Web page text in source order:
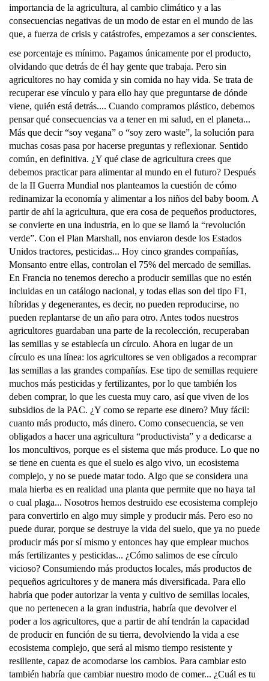
importancia de la agricultura, al cambio climático y a las
consecuencias negativas de un modo de estar en el mundo de las
que, a fuerza de crisis y catástrofes, empezamos a ser conscientes.
ese porcentaje es mínimo. Pagamos únicamente por el producto,
olvidando que detrás de él hay gente que trabaja. Pero sin
agricultores no hay comida y sin comida no hay vida. Se trata de
recuperar ese vínculo y para ello hay que preguntarse de dónde
viene, quién está detrás.... Cuando compramos plástico, debemos
pensar qué consecuencias va a tener en mi salud, en el planeta...
Más que decir “soy vegana” o “soy zero waste”, la solución para
muchas cosas pasa por hacerse preguntas y reflexionar. Sentido
común, en definitiva. ¿Y qué clase de agricultura crees que
debemos practicar para alimentar al mundo en el futuro? Después
de la II Guerra Mundial nos planteamos la cuestión de cómo
redinamizar la economía y alimentar a los niños del baby boom. A
partir de ahí la agricultura, que era cosa de pequeños productores,
se convierte en una industria, en lo que se llamó la “revolución
verde”. Con el Plan Marshall, nos enviaron desde los Estados
Unidos tractores, pesticidas... Hoy cinco grandes compañías,
Monsanto entre ellas, controlan el 75% del mercado de semillas.
En Francia no tenemos derecho a producir semillas que no estén
incluidas en un catálogo nacional, y todas ellas son del tipo F1,
híbridas y degenerantes, es decir, no pueden reproducirse, no
pueden replantarse de un año para otro. Antes todos nuestros
agricultores guardaban una parte de la recolección, recuperaban
las semillas y se establecía un círculo. Ahora en lugar de un
círculo es una línea: los agricultores se ven obligados a recomprar
las semillas a las grandes compañías. Ese tipo de semillas requiere
muchos más pesticidas y fertilizantes, por lo que también los
deben comprar, lo que les cuesta muy caro, así que viven de los
subsidios de la PAC. ¿Y como se reparte ese dinero? Muy fácil:
cuanto más producto, más dinero. Como consecuencia, se ven
obligados a hacer una agricultura “productivista” y a dedicarse a
los moncultivos, porque es el sistema que más produce. Lo que no
se tiene en cuenta es que el suelo es algo vivo, un ecosistema
complejo, y no se puede matar todo. Algo que se considera una
mala hierba es en realidad una planta que permite que no haya tal
o cual plaga... Nosotros hemos destruido ese ecosistema complejo
para convertirlo en algo muy simple y producir más. Pero eso no
puede durar, porque se destruye la vida del suelo, que ya no puede
producir más por sí mismo y entonces hay que emplear muchos
más fertilizantes y pesticidas... ¿Cómo salimos de ese círculo
vicioso? Consumiendo más productos locales, más productos de
pequeños agricultores y de manera más diversificada. Para ello
habría que poder autorizar la venta y cultivo de semillas locales,
que no pertenecen a la gran industria, habría que devolver el
poder a los agricultores, que a partir de ahí tendrán la capacidad
de producir en función de su tierra, devolviendo la vida a ese
ecosistema complejo, que será al mismo tiempo resistente y
resiliente, capaz de acomodarse los cambios. Para cambiar esto
también habría que cambiar nuestro modo de comer... ¿Cuál es tu